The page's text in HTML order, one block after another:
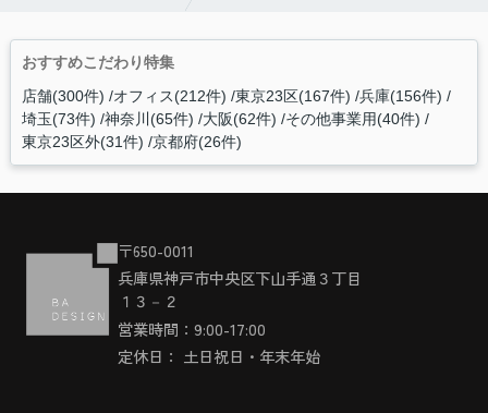
おすすめこだわり特集
店舗(300件) オフィス(212件) 東京23区(167件) 兵庫(156件)
埼玉(73件) 神奈川(65件) 大阪(62件) その他事業用(40件)
東京23区外(31件) 京都府(26件)
〒650-0011
兵庫県神戸市中央区下山手通３丁目
１３－２
営業時間：9:00-17:00
定休日： 土日祝日・年末年始